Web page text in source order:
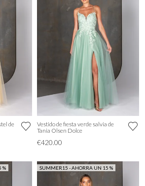
de
Vestido de fiesta verde salvia de
Tania Olsen Dolce
€420.00
% SUMMER15 - AHORRA UN 15 %